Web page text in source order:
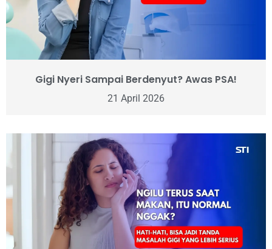
Gigi Nyeri Sampai Berdenyut? Awas PSA!
21 April 2026